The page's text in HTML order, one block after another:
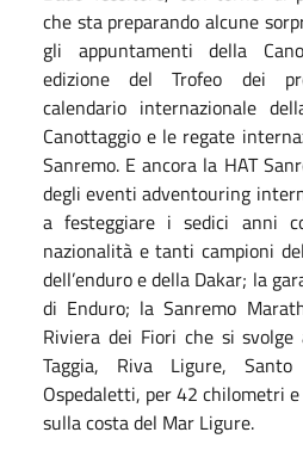
che sta preparando alcune
gli appuntamenti della
edizione del Trofeo dei
calendario internazionale
Canottaggio e le regate
Sanremo. E ancora la HAT
degli eventi adventouring
a festeggiare i sedici anni
nazionalità e tanti campioni
dell’enduro e della Dakar; la
di Enduro; la Sanremo
Riviera dei Fiori che si
Taggia, Riva Ligure,
Ospedaletti, per 42 chilometri
sulla costa del Mar Ligure.